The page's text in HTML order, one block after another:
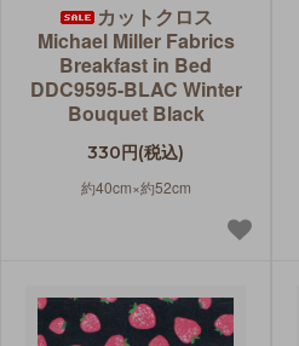
カットクロス
Michael Miller Fabrics
Breakfast in Bed
DDC9595-BLAC Winter
Bouquet Black
330円(税込)
約40cm×約52cm